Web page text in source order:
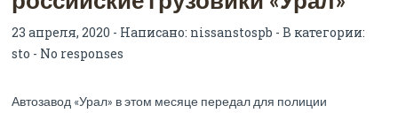
23 апреля, 2020 - Написано: nissanstospb - В категории:
sto - No responses
Автозавод «Урал» в этом месяце передал для полиции